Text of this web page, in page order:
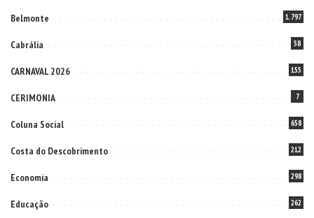
Belmonte 1.797
Cabrália 58
CARNAVAL 2026 155
CERIMONIA 7
Coluna Social 658
Costa do Descobrimento 212
Economia 298
Educação 262